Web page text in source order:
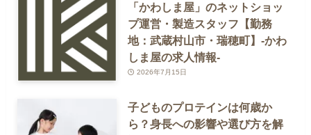
「かわしま屋」のネットショッ
プ運営・製造スタッフ【勤務
地：武蔵村山市・瑞穂町】-かわ
しま屋の求人情報-
2026年7月15日
子どものプロテインは何歳か
ら？身長への影響や選び方を解